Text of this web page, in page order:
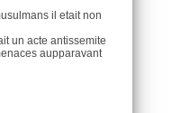
il etait non
un acte antissemite
aupparavant